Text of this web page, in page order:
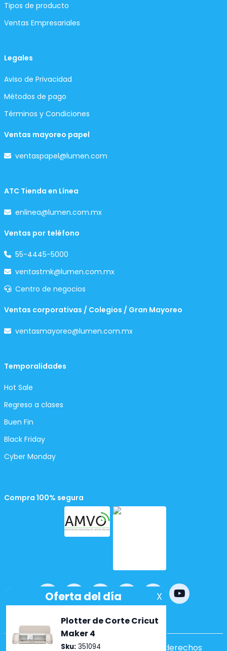
Tipos de producto
Ventas Empresariales
Legales
Aviso de Privacidad
Métodos de pago
Términos y Condiciones
Ventas mayoreo papel
ventaspapel@lumen.com
ATC Tienda en Línea
enlinea@lumen.com.mx
Ventas por teléfono
55-4445-5000
ventastmk@lumen.com.mx
Centro de negocios
Ventas corporativas / Colegios / Gran Mayoreo
ventasmayoreo@lumen.com.mx
Temporalidades
Hot Sale
Regreso a clases
Buen Fin
Black Friday
Cyber Monday
Compra 100% segura
Powered bynopCommerce
Copyright ©2026 Lumen. Todos los derechos